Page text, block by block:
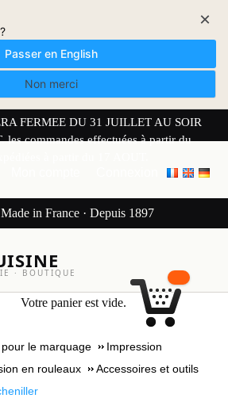
Passer en English
Non merci
×
FERMEE DU 31 JUILLET AU SOIR
commandes effectuées à partir du
in France · Depuis 1897
· BOUTIQUE
Votre panier est vide.
le marquage
Impression
en rouleaux
Accessoires et outils